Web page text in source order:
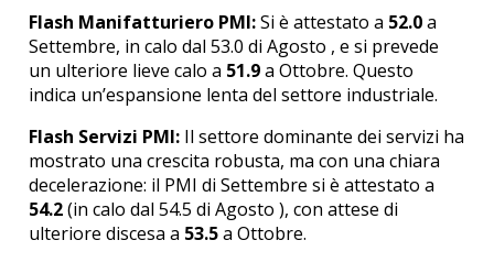
Flash Manifatturiero PMI:Si è attestato a 52.0a
Settembre, in calo dal 53.0 di Agosto , e si prevede
un ulteriore lieve calo a 51.9a Ottobre. Questo
indica un’espansione lenta del settore industriale.
Flash Servizi PMI: Il settore dominante dei servizi ha
mostrato una crescita robusta, ma con una chiara
decelerazione: il PMI di Settembre si è attestato a
54.2(in calo dal 54.5 di Agosto ), con attese di
ulteriore discesa a 53.5a Ottobre.